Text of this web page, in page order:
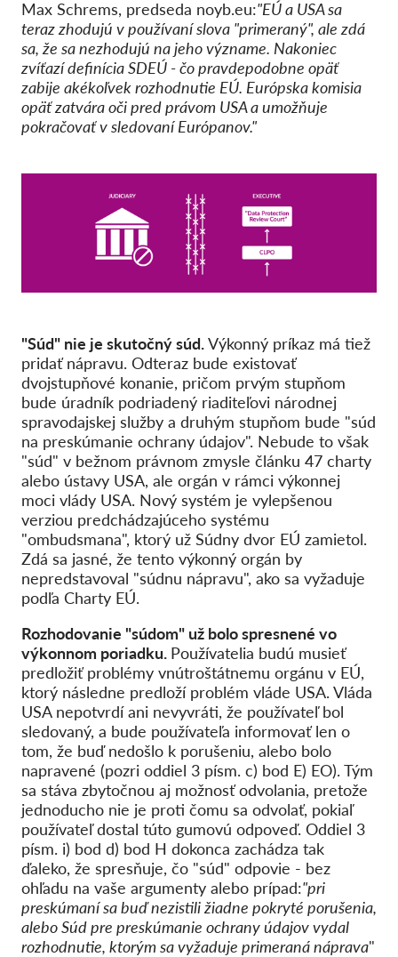
Max Schrems, predseda noyb.eu:"EÚ a USA sa
teraz zhodujú v používaní slova "primeraný", ale zdá
sa, že sa nezhodujú na jeho význame. Nakoniec
zvíťazí definícia SDEÚ - čo pravdepodobne opäť
zabije akékoľvek rozhodnutie EÚ. Európska komisia
opäť zatvára oči pred právom USA a umožňuje
pokračovať v sledovaní Európanov."
"Súd" nie je skutočný súd.Výkonný príkaz má tiež
pridať nápravu. Odteraz bude existovať
dvojstupňové konanie, pričom prvým stupňom
bude úradník podriadený riaditeľovi národnej
spravodajskej služby a druhým stupňom bude "súd
na preskúmanie ochrany údajov". Nebude to však
"súd" v bežnom právnom zmysle článku 47 charty
alebo ústavy USA, ale orgán v rámci výkonnej
moci vlády USA. Nový systém je vylepšenou
verziou predchádzajúceho systému
"ombudsmana", ktorý už Súdny dvor EÚ zamietol.
Zdá sa jasné, že tento výkonný orgán by
nepredstavoval "súdnu nápravu", ako sa vyžaduje
podľa Charty EÚ.
Rozhodovanie "súdom" už bolo spresnené vo
výkonnom poriadku. Používatelia budú musieť
predložiť problémy vnútroštátnemu orgánu v EÚ,
ktorý následne predloží problém vláde USA. Vláda
USA nepotvrdí ani nevyvráti, že používateľ bol
sledovaný, a bude používateľa informovať len o
tom, že buď nedošlo k porušeniu, alebo bolo
napravené (pozri oddiel 3 písm. c) bod E) EO). Tým
sa stáva zbytočnou aj možnosť odvolania, pretože
jednoducho nie je proti čomu sa odvolať, pokiaľ
používateľ dostal túto gumovú odpoveď. Oddiel 3
písm. i) bod d) bod H dokonca zachádza tak
ďaleko, že spresňuje, čo "súd" odpovie - bez
ohľadu na vaše argumenty alebo prípad:"pri
preskúmaní sa buď nezistili žiadne pokryté porušenia,
alebo Súd pre preskúmanie ochrany údajov vydal
rozhodnutie, ktorým sa vyžaduje primeraná náprava"